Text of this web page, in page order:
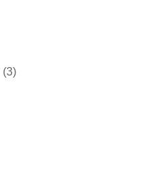
(3)